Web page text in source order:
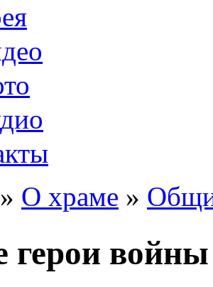
» О храме »
войны